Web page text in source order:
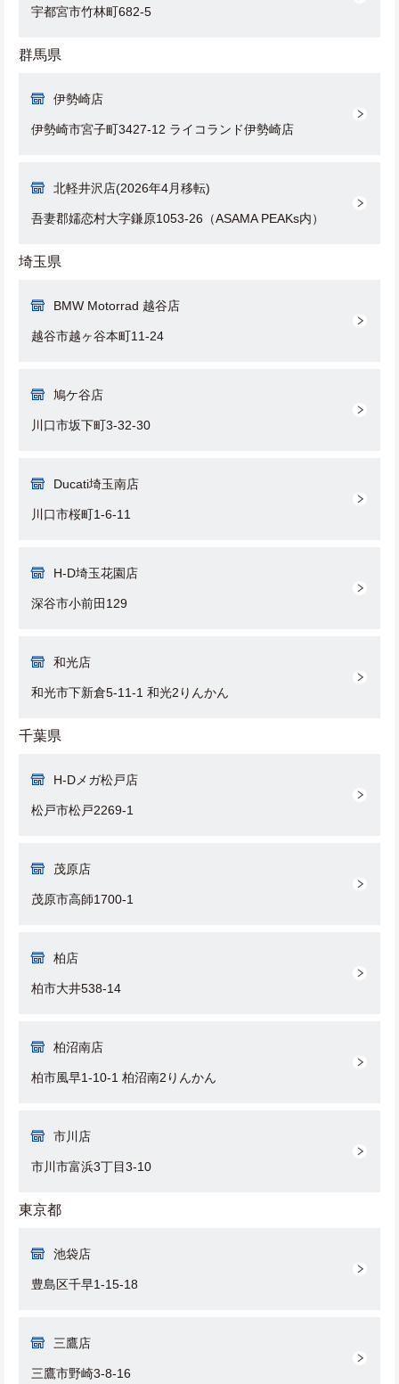
宇都宮市竹林町682-5
群馬県
伊勢崎店
伊勢崎市宮子町3427-12 ライコランド伊勢崎店
北軽井沢店(2026年4月移転)
吾妻郡嬬恋村大字鎌原1053-26（ASAMA PEAKs内）
埼玉県
BMW Motorrad 越谷店
越谷市越ヶ谷本町11-24
鳩ケ谷店
川口市坂下町3-32-30
Ducati埼玉南店
川口市桜町1-6-11
H-D埼玉花園店
深谷市小前田129
和光店
和光市下新倉5-11-1 和光2りんかん
千葉県
H-Dメガ松戸店
松戸市松戸2269-1
茂原店
茂原市高師1700-1
柏店
柏市大井538-14
柏沼南店
柏市風早1-10-1 柏沼南2りんかん
市川店
市川市富浜3丁目3-10
東京都
池袋店
豊島区千早1-15-18
三鷹店
三鷹市野崎3-8-16